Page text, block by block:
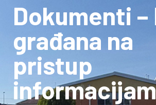
Dokumenti –
građana na
pristup